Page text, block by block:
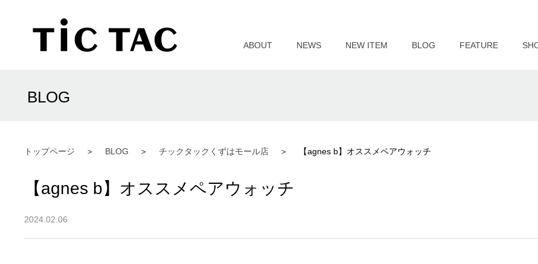
ABOUT NEWS NEW ITEM BLOG FEATURE
トップページ BLOG チックタックくずはモール店 【agnes b】オススメペアウォッチ
BLOG
【agnes b】オススメペアウォッチ
2024.02.06